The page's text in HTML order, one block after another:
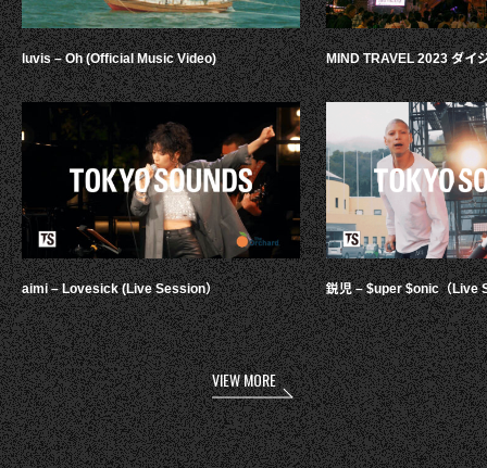
luvis – Oh (Official Music Video)
aimi – Lovesick (Live Session）
MIND TRAVEL 2023 ダイ
鋭児 – $uper $onic（Live
VIEW MORE